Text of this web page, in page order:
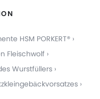
HSM PORKERT®
Fleischwolf
Wurstfüllers